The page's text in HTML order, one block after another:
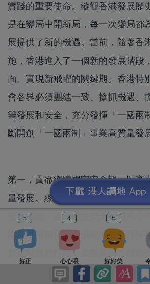
實踐的重要使命。縱觀香港發展歷
是在變局中開新局，每一次變局都
展提供了新的機遇。當前，隨著香
施，香港進入了一個新的發展階段
面、實現新飛躍的關鍵期。香港特
會各界必須團結一致、搶抓機遇、
籌發展和安全，充分發揮「一國兩
斷開創「一國兩制」事業高質量發
第一，貫徹總體國家安全觀，以高
量發展。總體國家安全觀關鍵在於
安全理念，涵蓋傳統安全領域和非
港高度國際化，必須統籌好外部安
加重視貿易打壓、金融風險、虛假
益保護等非傳統安全，以新安全格
5
好正
4
心心眼
5
好好笑